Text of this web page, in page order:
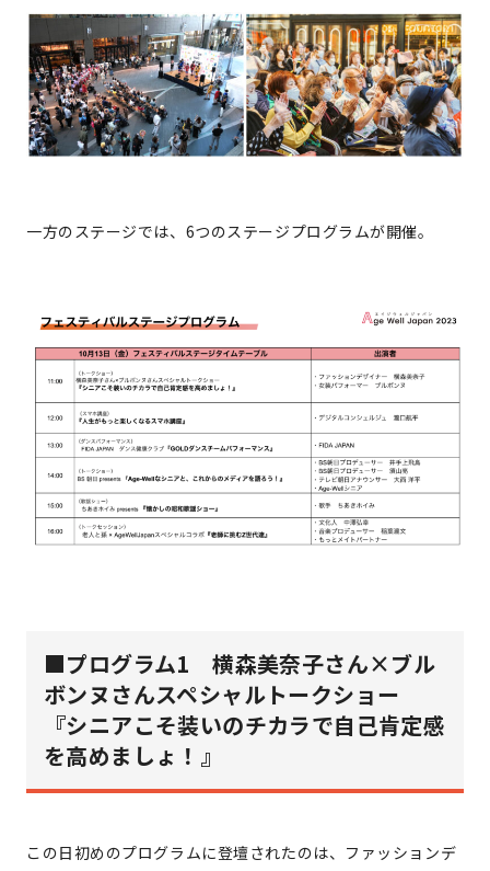
一方のステージでは、6つのステージプログラムが開催。
■プログラム1 横森美奈子さん×ブル
ボンヌさんスペシャルトークショー
『シニアこそ装いのチカラで自己肯定感
を高めましょ！』
この日初めのプログラムに登壇されたのは、ファッションデ